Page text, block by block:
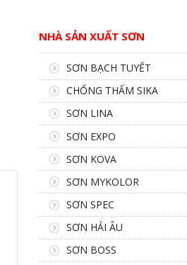
NHÀ SẢN XUẤT SƠN
SƠN BẠCH TUYẾT
CHỐNG THẤM SIKA
SƠN LINA
SƠN EXPO
SƠN KOVA
SƠN MYKOLOR
SƠN SPEC
SƠN HẢI ÂU
SƠN BOSS